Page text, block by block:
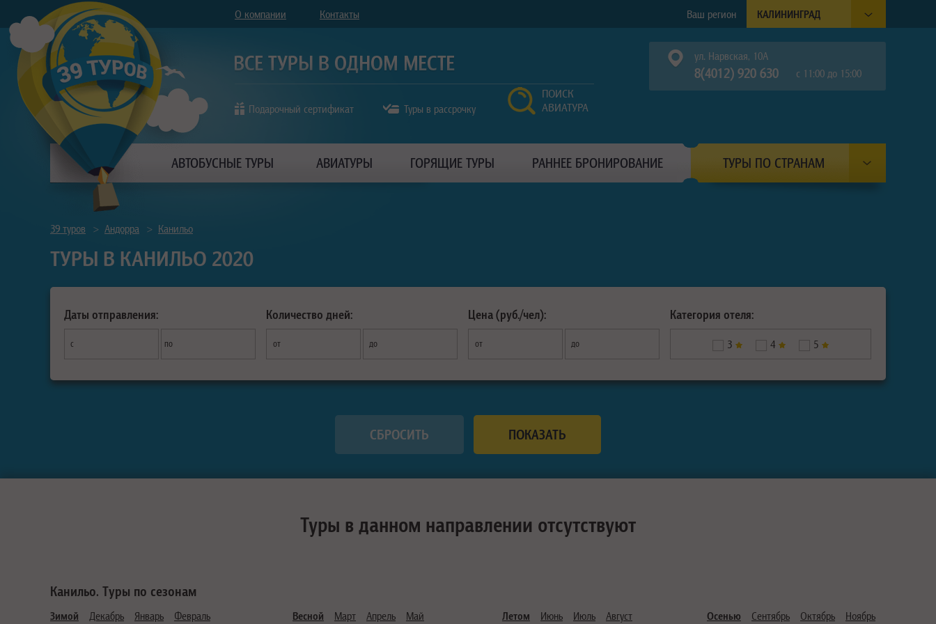
О компании Контакты КАЛИНИНГРАД
Ваш регион
ТУРЫ ПО СТРАНАМ
Подарочный сертификат Туры в рассрочку
ПОИСК
АВИАТУРА
ул. Нарвская, 10А
с 11:00 до 15:00
8(4012) 920 630
АВТОБУСНЫЕ ТУРЫ АВИАТУРЫ ГОРЯЩИЕ ТУРЫ РАННЕЕ БРОНИРОВАНИЕ
39 туров > Андорра > Канильо
ТУРЫ В КАНИЛЬО 2020
Даты отправления:
с по
Количество дней:
от до
Цена (руб./чел):
от до
Категория отеля:
3 4 5
Туры в данном направлении отсутствуют
Канильо. Туры по сезонам
Зимой Декабрь Январь Февраль Весной Март Апрель Май Летом Июнь Июль Август Осенью Сентябрь Октябрь Ноябрь